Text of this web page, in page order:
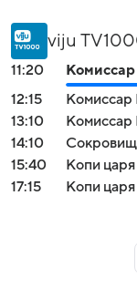
viju
11:20
12:15
Комиссар
13:10
Комиссар
14:10
15:40
Копи
17:15
Копи